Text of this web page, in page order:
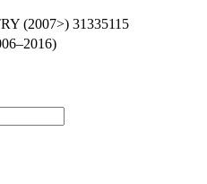
(2007>) 31335115